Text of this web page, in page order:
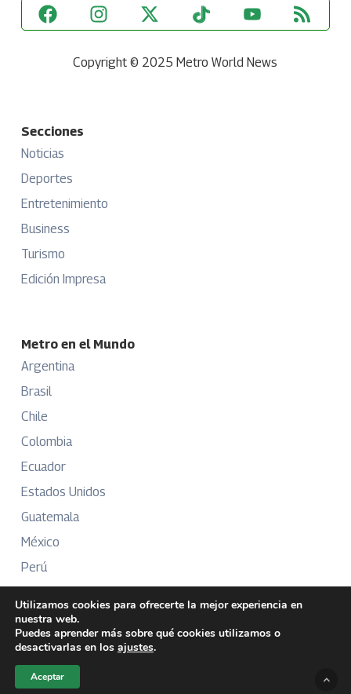
Copyright © 2025 Metro World News
Secciones
Noticias
Deportes
Entretenimiento
Business
Turismo
Edición Impresa
Metro en el Mundo
Argentina
Brasil
Chile
Colombia
Ecuador
Estados Unidos
Guatemala
México
Perú
Más Información
Sobre Nosotros
Utilizamos cookies para ofrecerte la mejor experiencia en
nuestra web.
Puedes aprender más sobre qué cookies utilizamos o
desactivarlas en los ajustes.
Aceptar